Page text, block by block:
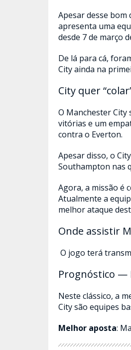
Apesar desse
apresenta uma
desde 7 de março
De lá para cá,
City ainda na
City quer
O Manchester City
vitórias e um
contra o Everton.
Apesar disso, o
Southampton nas
Agora, a missão é
Atualmente a
melhor ataque
Onde assistir
O jogo terá
Prognóstico —
Neste clássico, a
City são equipes
Melhor aposta: